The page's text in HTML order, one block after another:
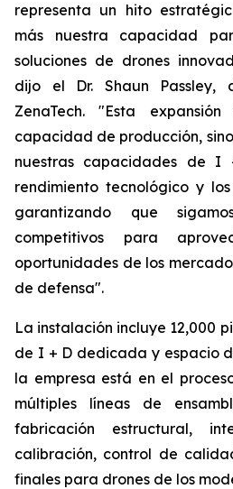
representa un hito
más nuestra capacidad
soluciones de drones
dijo el Dr. Shaun Passley,
ZenaTech. "Esta
capacidad de producción,
nuestras capacidades de
rendimiento tecnológico y
garantizando que
competitivos para
oportunidades de los
de defensa".
La instalación incluye 12,000
de I + D dedicada y espacio
la empresa está en el
múltiples líneas de
fabricación estructural,
calibración, control de
finales para drones de los